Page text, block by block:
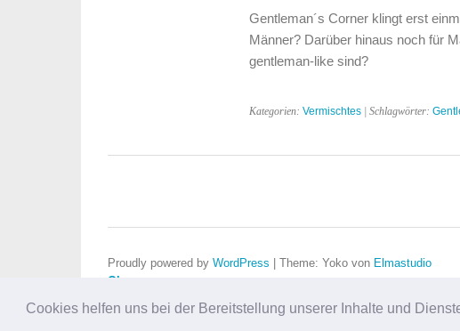
Cookies helfen uns bei der Bereitstellung unserer Inhalte und
Gentleman´s Corner klingt erst
Männer? Darüber hinaus noch für
gentleman-like sind?
Kategorien: Vermischtes| Schlagwörter:
Proudly powered by WordPress Theme: Yoko von Elmastudio
Oben